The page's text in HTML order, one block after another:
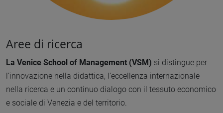
Aree di ricerca
La Venice School of Management (VSM) si distingue per
l’innovazione nella didattica, l’eccellenza internazionale
nella ricerca e un continuo dialogo con il tessuto economico
e sociale di Venezia e del territorio.